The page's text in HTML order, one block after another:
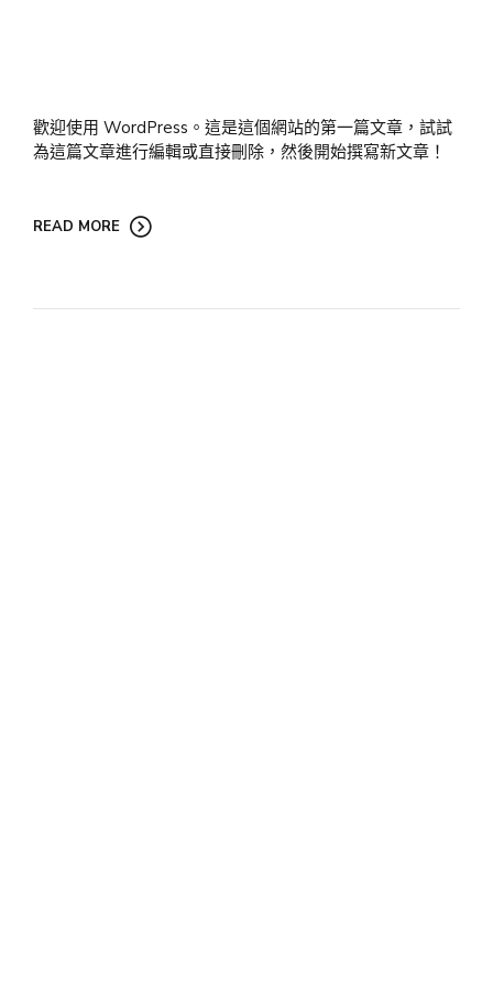
歡迎使用 WordPress。這是這個網站的第一篇文章，試試
為這篇文章進行編輯或直接刪除，然後開始撰寫新文章！
READ MORE